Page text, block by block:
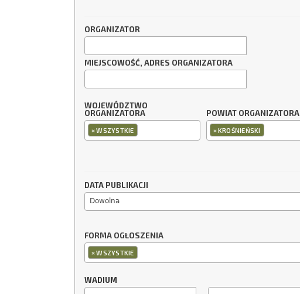
ORGANIZATOR
MIEJSCOWOŚĆ, ADRES ORGANIZATORA
WOJEWÓDZTWO
ORGANIZATORA
×WSZYSTKIE
POWIAT ORGANIZATORA
×KROŚNIEŃSKI
DATA PUBLIKACJI
Dowolna
FORMA OGŁOSZENIA
×WSZYSTKIE
WADIUM